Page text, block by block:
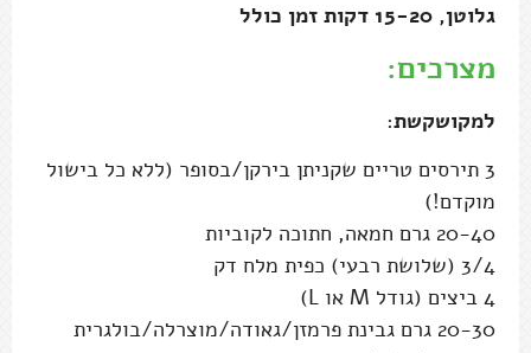
גלוטן, 15-20 דקות זמן כולל
מצרכים:
למקושקשת:
3 תירסים טריים שקניתן בירקן/בסופר (ללא כל בישול
מוקדם!)
20-40 גרם חמאה, חתוכה לקוביות
3/4 (שלושת רבעי) כפית מלח דק
4 ביצים (גודל M או L)
20-30 גרם גבינת פרמזן/גאודה/מוצרלה/בולגרית